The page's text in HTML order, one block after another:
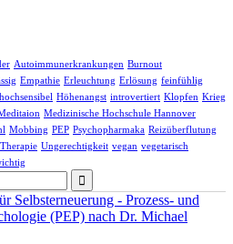
Autoimmunerkrankungen Burnout
Empathie Erleuchtung Erlösung feinfühlig
hochsensibel Höhenangst introvertiert Klopfen Krieg
Medizinische Hochschule Hannover
Mobbing PEP Psychopharmaka Reizüberflutung
Therapie Ungerechtigkeit vegan vegetarisch